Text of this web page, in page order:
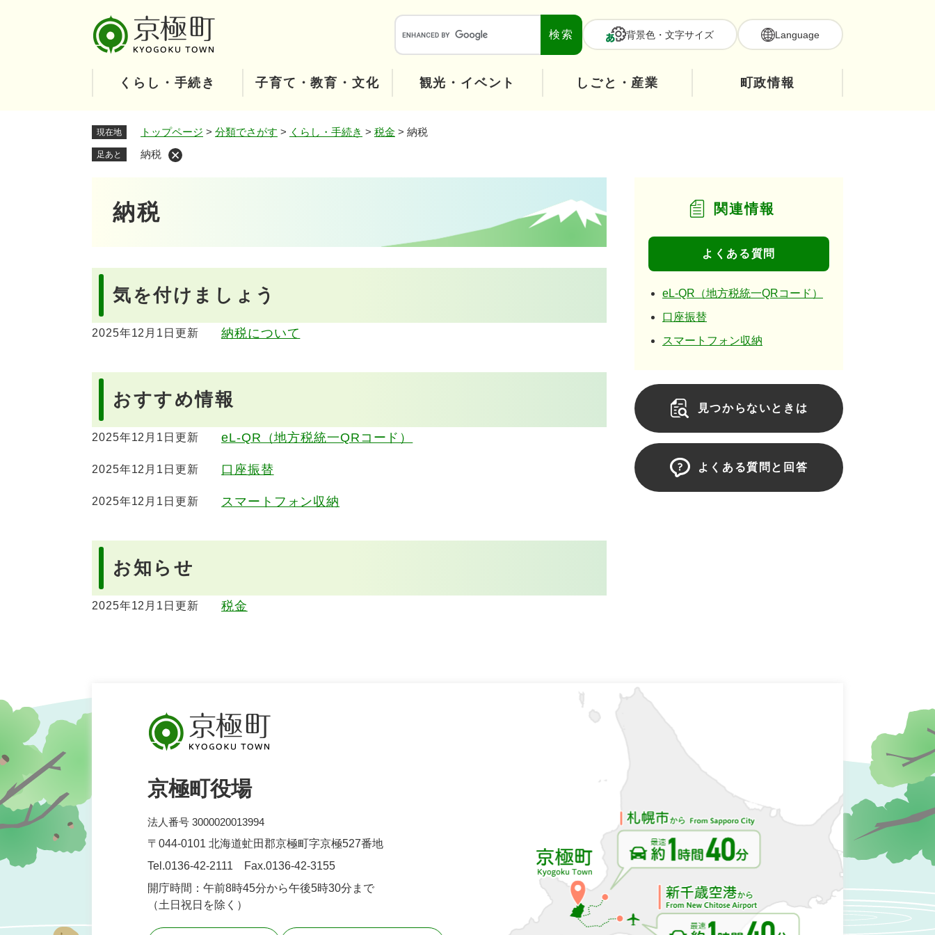
本
へ
背景色・文字サイズ Language
くらし・手続き 子育て・教育・文化 観光・イベント しごと・産業 町政情報
現在地 トップページ > 分類でさがす > くらし・手続き > 税金 > 納税
足あと 納税
納税
気を付けましょう
2025年12月1日更新 納税について
おすすめ情報
2025年12月1日更新 eL-QR（地方税統一QRコード）
2025年12月1日更新 口座振替
2025年12月1日更新 スマートフォン収納
お知らせ
2025年12月1日更新 税金
関連情報
よくある質問
eL-QR（地方税統一QRコード）
口座振替
スマートフォン収納
見つからないときは
よくある質問と回答
京極町役場
法人番号 3000020013994
〒044-0101 北海道虻田郡京極町字京極527番地
Tel.0136-42-2111 Fax.0136-42-3155
開庁時間：午前8時45分から午後5時30分まで
（土日祝日を除く）